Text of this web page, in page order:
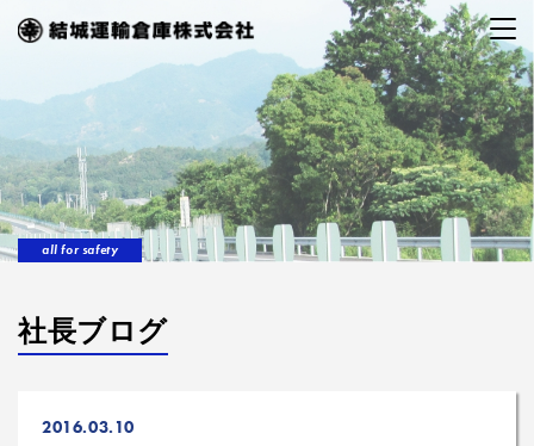
all for safety
社長ブログ
2016.03.10